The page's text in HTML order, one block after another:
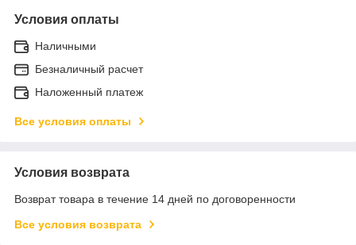
Условия оплаты
Наличными
Безналичный расчет
Наложенный платеж
Все условия оплаты
Условия возврата
Возврат товара в течение 14 дней по договоренности
Все условия возврата